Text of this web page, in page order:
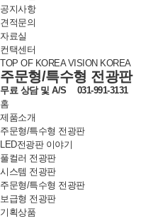
공지사항
견적문의
자료실
컨택센터
TOP OF KOREA VISION KOREA
주문형/특수형 전광판
무료 상담 및 A/S
031-991-3131
홈
제품소개
주문형/특수형 전광판
LED전광판 이야기
풀컬러 전광판
시스템 전광판
주문형/특수형 전광판
보급형 전광판
기획상품